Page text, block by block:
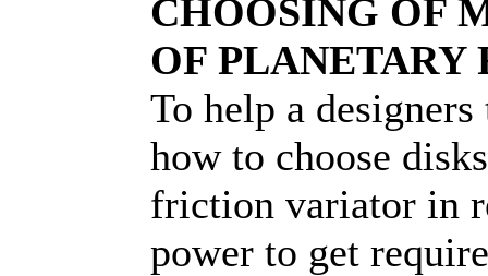
CHOOSING OF
OF PLANETARY
To help a
how to choose
friction variator in
power to get